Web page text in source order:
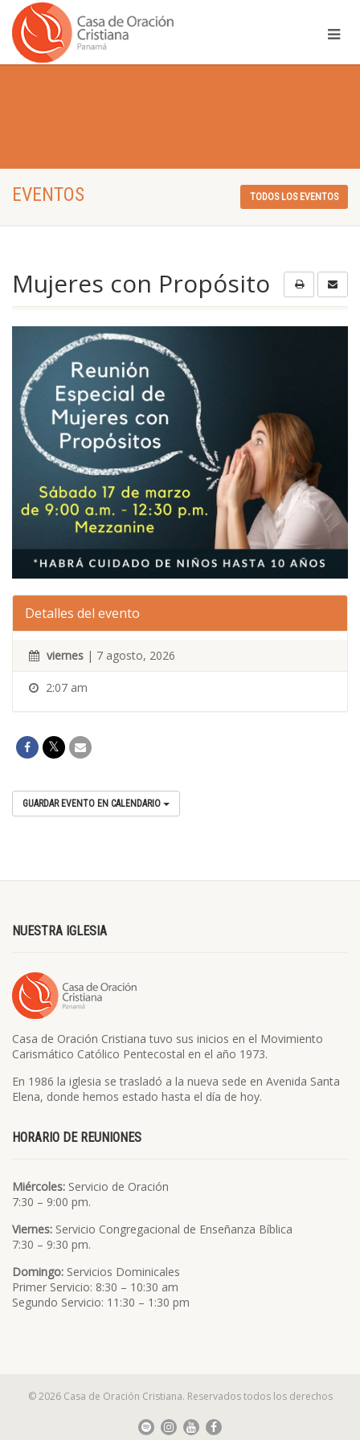
EVENTOS TODOS LOS EVENTOS
Mujeres con Propósito
Detalles del evento
viernes | 7 agosto, 2026
2:07 am
GUARDAR EVENTO EN CALENDARIO
NUESTRA IGLESIA
Casa de Oración Cristiana tuvo sus inicios en el Movimiento
Carismático Católico Pentecostal en el año 1973.
En 1986 la iglesia se trasladó a la nueva sede en Avenida Santa
Elena, donde hemos estado hasta el día de hoy.
HORARIO DE REUNIONES
Miércoles: Servicio de Oración
7:30 – 9:00 pm.
Viernes: Servicio Congregacional de Enseñanza Bíblica
7:30 – 9:30 pm.
Domingo: Servicios Dominicales
Primer Servicio: 8:30 – 10:30 am
Segundo Servicio: 11:30 – 1:30 pm
© 2026 Casa de Oración Cristiana. Reservados todos los derechos